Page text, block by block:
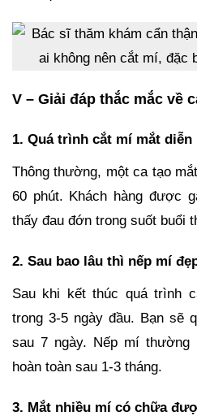
V – Giải đáp thắc mắc về
1. Quá trình cắt mí mắt
Thông thường, một ca tạo
60 phút. Khách hàng được
thấy đau đớn trong suốt buổi
2. Sau bao lâu thì nếp mí
Sau khi kết thúc quá trình
trong 3-5 ngày đầu. Bạn sẽ
sau 7 ngày. Nếp mí
hoàn toàn sau 1-3 tháng.
3. Mắt nhiều mí có chữa